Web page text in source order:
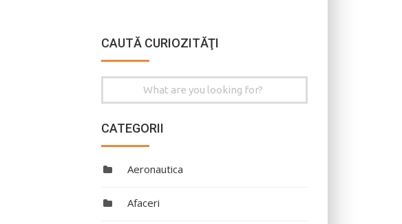
CAUTĂ CURIOZITĂŢI
Search
CATEGORII
Aeronautica
Afaceri